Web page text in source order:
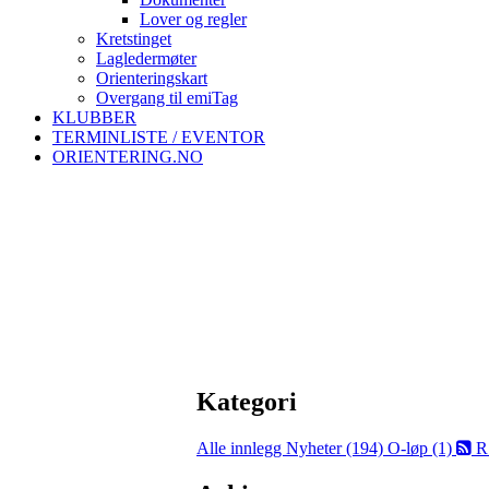
Lover og regler
Kretstinget
Lagledermøter
Orienteringskart
Overgang til emiTag
KLUBBER
TERMINLISTE / EVENTOR
ORIENTERING.NO
Kategori
Alle innlegg Nyheter (194) O-løp (1)